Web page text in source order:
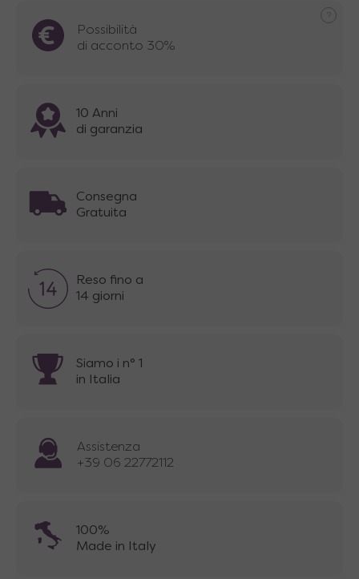
Possibilità
di acconto 30%
10 Anni
di garanzia
Consegna
Gratuita
Reso fino a
14 giorni
Siamo i n° 1
in Italia
Assistenza
+39 06 22772112
100%
Made in Italy